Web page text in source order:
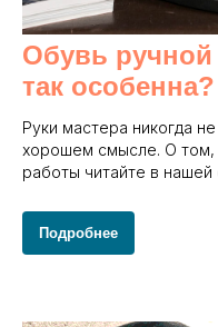
Обувь
так особенна?
Руки мастера никогда
хорошем смысле. О том,
работы читайте в нашей
Подробнее